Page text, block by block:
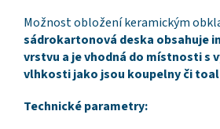
Možnost obložení keramickým
sádrokartonová deska obsahuje
vrstvu a je vhodná do místnosti s
vlhkosti jako jsou koupelny či
Technické parametry: